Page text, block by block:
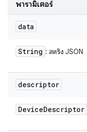
พารามิเตอร์
data
String : สตริง JSON
descriptor
DeviceDescriptor